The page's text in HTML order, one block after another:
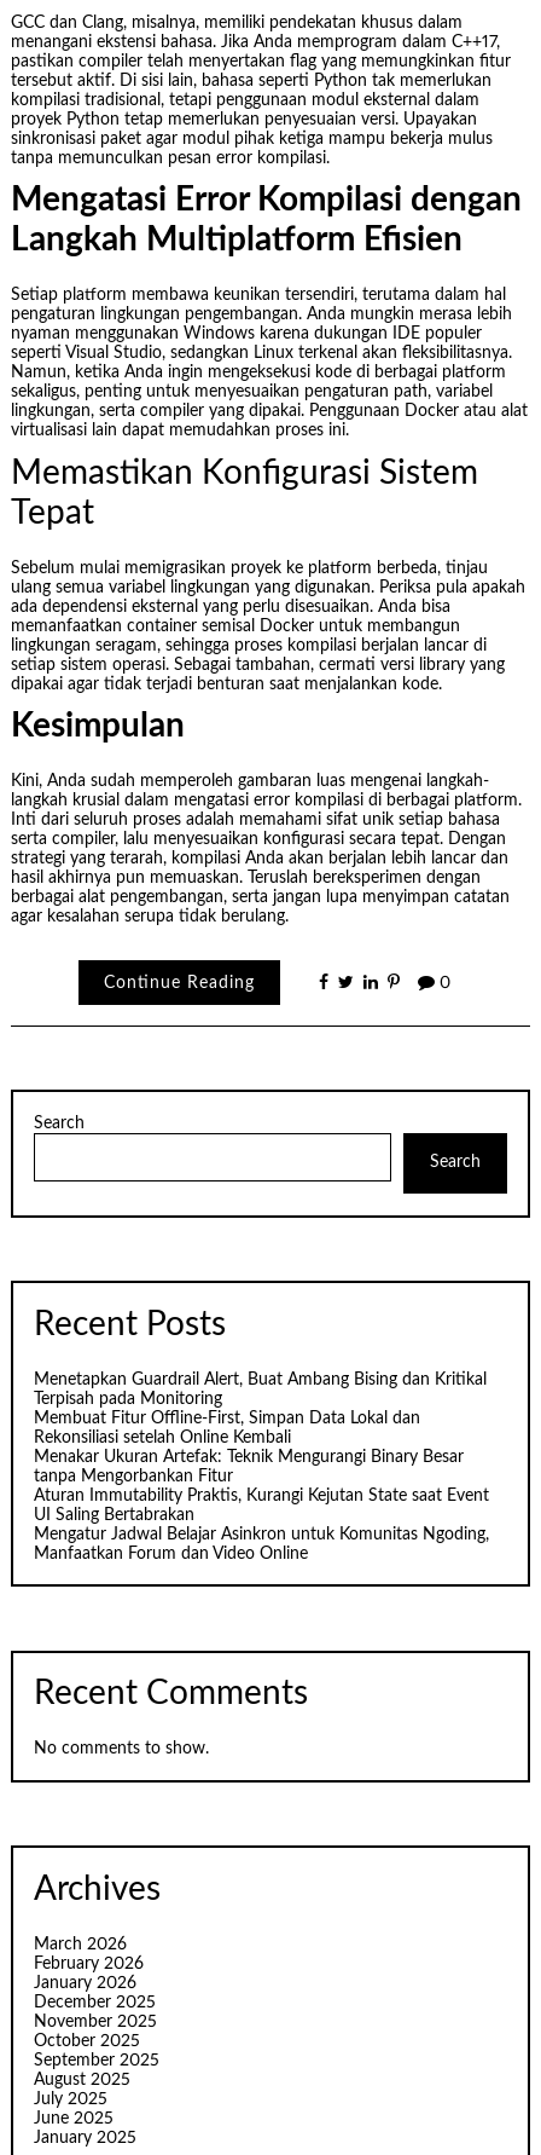
GCC dan Clang, misalnya, memiliki pendekatan khusus dalam
menangani ekstensi bahasa. Jika Anda memprogram dalam C++17,
pastikan compiler telah menyertakan flag yang memungkinkan fitur
tersebut aktif. Di sisi lain, bahasa seperti Python tak memerlukan
kompilasi tradisional, tetapi penggunaan modul eksternal dalam
proyek Python tetap memerlukan penyesuaian versi. Upayakan
sinkronisasi paket agar modul pihak ketiga mampu bekerja mulus
tanpa memunculkan pesan error kompilasi.
Mengatasi Error Kompilasi dengan
Langkah Multiplatform Efisien
Setiap platform membawa keunikan tersendiri, terutama dalam hal
pengaturan lingkungan pengembangan. Anda mungkin merasa lebih
nyaman menggunakan Windows karena dukungan IDE populer
seperti Visual Studio, sedangkan Linux terkenal akan fleksibilitasnya.
Namun, ketika Anda ingin mengeksekusi kode di berbagai platform
sekaligus, penting untuk menyesuaikan pengaturan path, variabel
lingkungan, serta compiler yang dipakai. Penggunaan Docker atau alat
virtualisasi lain dapat memudahkan proses ini.
Memastikan Konfigurasi Sistem
Tepat
Sebelum mulai memigrasikan proyek ke platform berbeda, tinjau
ulang semua variabel lingkungan yang digunakan. Periksa pula apakah
ada dependensi eksternal yang perlu disesuaikan. Anda bisa
memanfaatkan container semisal Docker untuk membangun
lingkungan seragam, sehingga proses kompilasi berjalan lancar di
setiap sistem operasi. Sebagai tambahan, cermati versi library yang
dipakai agar tidak terjadi benturan saat menjalankan kode.
Kesimpulan
Kini, Anda sudah memperoleh gambaran luas mengenai langkah-
langkah krusial dalam mengatasi error kompilasi di berbagai platform.
Inti dari seluruh proses adalah memahami sifat unik setiap bahasa
serta compiler, lalu menyesuaikan konfigurasi secara tepat. Dengan
strategi yang terarah, kompilasi Anda akan berjalan lebih lancar dan
hasil akhirnya pun memuaskan. Teruslah bereksperimen dengan
berbagai alat pengembangan, serta jangan lupa menyimpan catatan
agar kesalahan serupa tidak berulang.
Continue Reading 0
Search
Search
Recent Posts
Menetapkan Guardrail Alert, Buat Ambang Bising dan Kritikal
Terpisah pada Monitoring
Membuat Fitur Offline-First, Simpan Data Lokal dan
Rekonsiliasi setelah Online Kembali
Menakar Ukuran Artefak: Teknik Mengurangi Binary Besar
tanpa Mengorbankan Fitur
Aturan Immutability Praktis, Kurangi Kejutan State saat Event
UI Saling Bertabrakan
Mengatur Jadwal Belajar Asinkron untuk Komunitas Ngoding,
Manfaatkan Forum dan Video Online
Recent Comments
No comments to show.
Archives
March 2026
February 2026
January 2026
December 2025
November 2025
October 2025
September 2025
August 2025
July 2025
June 2025
January 2025